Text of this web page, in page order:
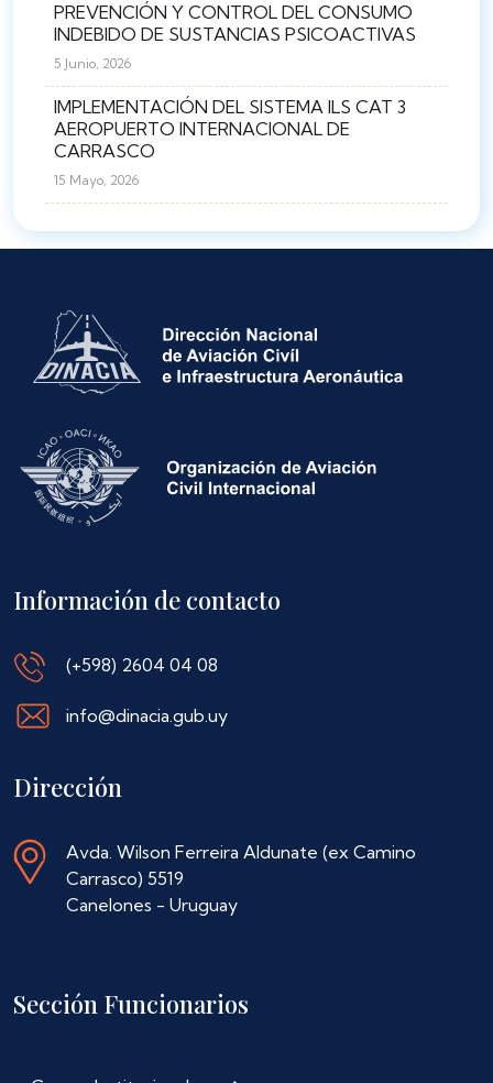
PREVENCIÓN Y CONTROL DEL CONSUMO
INDEBIDO DE SUSTANCIAS PSICOACTIVAS
5 Junio, 2026
IMPLEMENTACIÓN DEL SISTEMA ILS CAT 3
AEROPUERTO INTERNACIONAL DE
CARRASCO
15 Mayo, 2026
Información de contacto
(+598) 2604 04 08
info@dinacia.gub.uy
Dirección
Avda. Wilson Ferreira Aldunate (ex Camino
Carrasco) 5519
Canelones - Uruguay
Sección Funcionarios